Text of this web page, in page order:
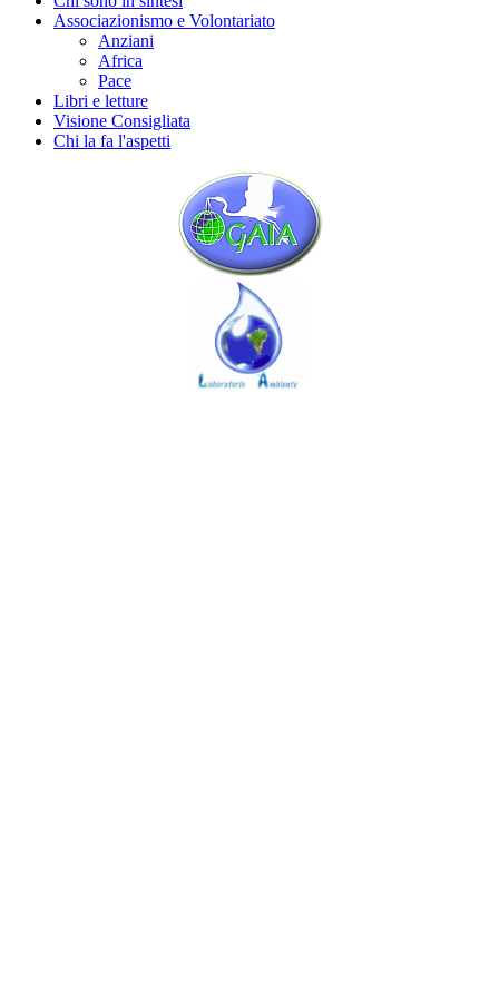
Associazionismo e Volontariato
Anziani
Africa
Pace
Libri e letture
Visione Consigliata
Chi la fa l'aspetti